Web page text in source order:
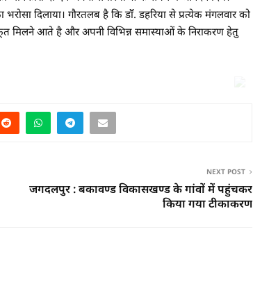
दिलाया। गौरतलब है कि डॉॅ. डहरिया से प्रत्येक मंगलवार को
मिलने आते है और अपनी विभिन्न समास्याओं के निराकरण हेतु
NEXT POST
जगदलपुर : बकावण्ड विकासखण्ड के गांवों में पहुंचकर
किया गया टीकाकरण